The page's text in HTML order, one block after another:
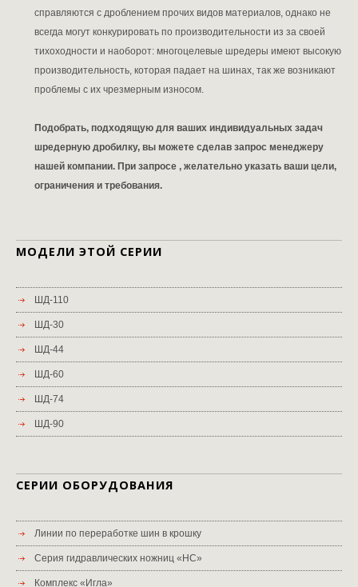
справляются с дроблением прочих видов материалов, однако не
всегда могут конкурировать по производительности из за своей
тихоходности и наоборот: многоцелевые шредеры имеют высокую
производительность, которая падает на шинах, так же возникают
проблемы с их чрезмерным износом.
Подобрать, подходящую для ваших индивидуальных задач
шредерную дробилку, вы можете сделав запрос менеджеру
нашей компании. При запросе , желательно указать ваши цели,
ограничения и требования.
МОДЕЛИ ЭТОЙ СЕРИИ
ШД-110
ШД-30
ШД-44
ШД-60
ШД-74
ШД-90
СЕРИИ ОБОРУДОВАНИЯ
Линии по переработке шин в крошку
Серия гидравлических ножниц «НС»
Комплекс «Игла»